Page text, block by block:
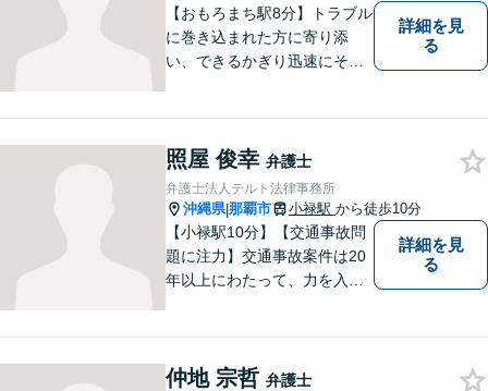
【おもろまち駅8分】トラブル
に巻き込まれた方に寄り添
い、できるかぎり迅速にそし
婚、借金、相続、交通事故
等、生活上のトラブルがござ
いましたら、お気軽にご相談
下さい。
詳細を見
る
照屋 俊幸 弁護士
弁護士法人テルト法律事務所
沖縄県|那覇市 小禄駅 から徒歩10分
【小禄駅10分】【交通事故問
題に注力】交通事故案件は20
年以上にわたって、力を入れ
はぜひ、当事務所にご相談く
詳細を見
る
仲地 宗哲 弁護士